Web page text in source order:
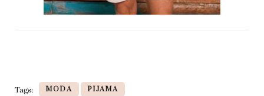
Tags: MODA PIJAMA